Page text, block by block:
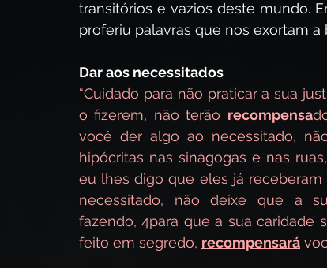
transitórios e vazios deste mundo.
proferiu palavras que nos exortam
Dar aos necessitados
“Cuidado para não praticar a sua
o fizerem, não terão recompensa
você der algo ao necessitado,
hipócritas nas sinagogas e nas
eu lhes digo que eles já receberam
necessitado, não deixe que a
fazendo, 4para que a sua
feito em segredo, recompensará